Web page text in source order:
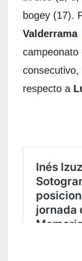
bogey (17).
Valderrama
campeonato
respecto a